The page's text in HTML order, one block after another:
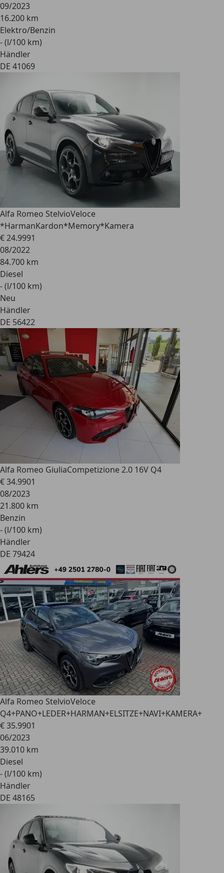
09/2023
16.200 km
Elektro/Benzin
- (l/100 km)
Händler
DE 41069
Alfa Romeo StelvioVeloce
*HarmanKardon*Memory*Kamera
€ 24.9991
08/2022
84.700 km
Diesel
- (l/100 km)
Neu
Händler
DE 56422
Alfa Romeo GiuliaCompetizione 2.0 16V Q4
€ 34.9901
08/2023
21.800 km
Benzin
- (l/100 km)
Händler
DE 79424
Alfa Romeo StelvioVeloce
Q4+PANO+LEDER+HARMAN+ELSITZE+NAVI+KAMERA+
€ 35.9901
06/2023
39.010 km
Diesel
- (l/100 km)
Händler
DE 48165